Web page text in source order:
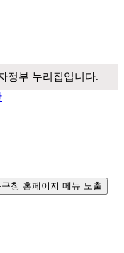
정부 누리집입니다.
청 홈페이지 메뉴 노출